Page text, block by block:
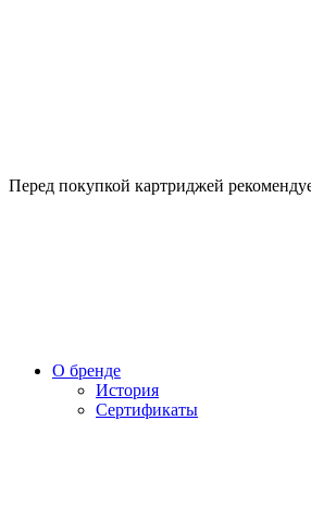
Перед покупкой картриджей
О бренде
История
Сертификаты